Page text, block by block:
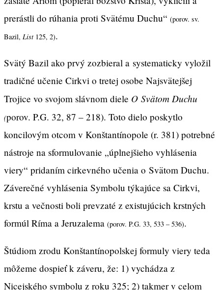
prerástli do rúhania proti Svätému Duchu“ (porov. sv.
Bazil, List125, 2).
Svätý Bazil ako prvý zozbieral a systematicky vyložil
tradičné učenie Cirkvi o tretej osobe Najsvätejšej
Trojice vo svojom slávnom diele O Svätom Duchu
(porov. P.G. 32, 87 – 218). Toto dielo poskytlo
koncilovým otcom v Konštantínopole (r. 381) potrebné
nástroje na sformulovanie „úplnejšieho vyhlásenia
viery“ pridaním cirkevného učenia o Svätom Duchu.
Záverečné vyhlásenia Symbolu týkajúce sa Cirkvi,
krstu a večnosti boli prevzaté z existujúcich krstných
formúl Ríma a Jeruzalema (porov. P.G. 33, 533 – 536).
Štúdiom zrodu Konštantínopolskej formuly viery teda
môžeme dospieť k záveru, že: 1) vychádza z
Nicejského symbolu z roku 325; 2) takmer v celom